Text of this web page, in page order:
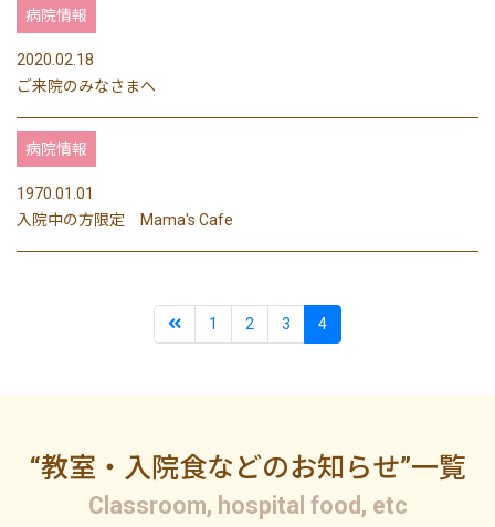
病院情報
2020.02.18
ご来院のみなさまへ
病院情報
1970.01.01
入院中の方限定 Mama's Cafe
1 2 3 4
“教室・入院食などのお知らせ”一覧
Classroom, hospital food, etc